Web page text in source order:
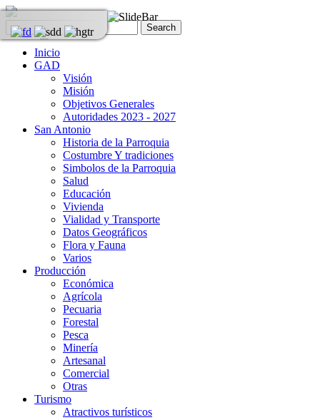
Inicio
GAD
Visión
Misión
Objetivos Generales
Autoridades 2023 - 2027
San Antonio
Historia de la Parroquia
Costumbre Y tradiciones
Simbolos de la Parroquia
Salud
Educación
Vivienda
Vialidad y Transporte
Datos Geográficos
Flora y Fauna
Varios
Producción
Económica
Agrícola
Pecuaria
Forestal
Pesca
Minería
Artesanal
Comercial
Otras
Turismo
Atractivos turísticos